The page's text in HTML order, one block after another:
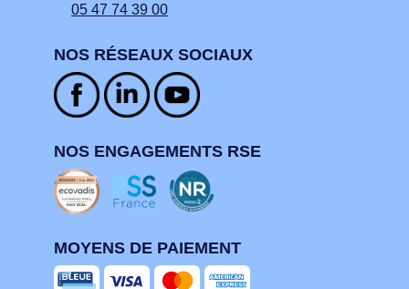
05 47 74 39 00
NOS RÉSEAUX SOCIAUX
NOS ENGAGEMENTS RSE
MOYENS DE PAIEMENT